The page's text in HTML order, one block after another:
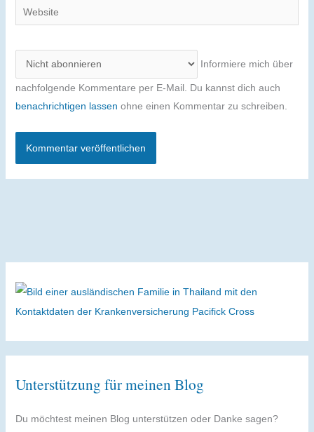
Website
Informiere mich über
nachfolgende Kommentare per E-Mail. Du kannst dich auch
benachrichtigen lassen ohne einen Kommentar zu schreiben.
Unterstützung für meinen Blog
Du möchtest meinen Blog unterstützen oder Danke sagen?